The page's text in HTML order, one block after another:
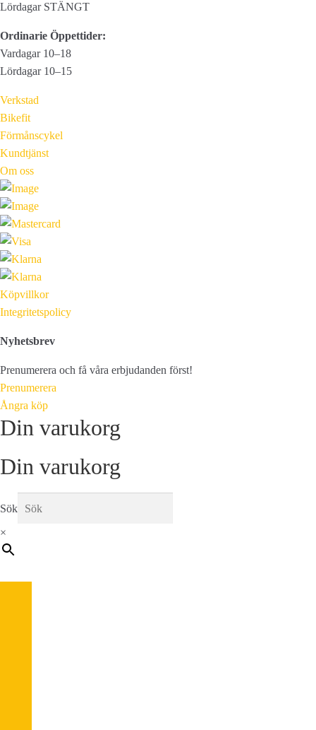
Lördagar STÄNGT
Ordinarie Öppettider:
Vardagar 10–18
Lördagar 10–15
Verkstad
Bikefit
Förmånscykel
Kundtjänst
Om oss
Köpvillkor
Integritetspolicy
Nyhetsbrev
Prenumerera och få våra erbjudanden först!
Prenumerera
Ångra köp
Din varukorg
Din varukorg
Sök
×